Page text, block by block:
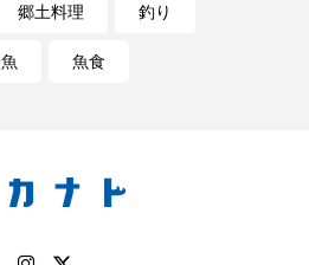
貝 賀露かにっこ館
郷土料理 釣り
魚 魚食